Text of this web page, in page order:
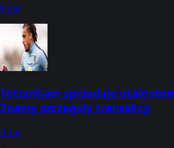
6 sie
Tottenham sprzedaje
Znamy szczegóły transakcji
6 sie